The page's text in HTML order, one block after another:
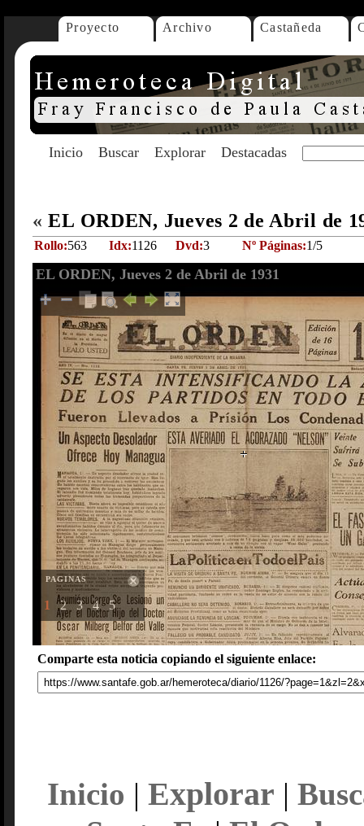
Proyecto Archivo Castañeda
Inicio Buscar Explorar Destacadas
« EL ORDEN, Jueves 2 de Abril de
Rollo:563 Idx:1126 Dvd:3 Nº Páginas:1/5
EL ORDEN, Jueves 2 de Abril de 1931
PAGINAS
1 2 3 4 5
Comparte esta noticia copiando el siguiente enlace:
Inicio | Explorar |